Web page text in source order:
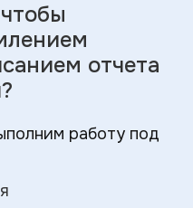
отчета
работу под